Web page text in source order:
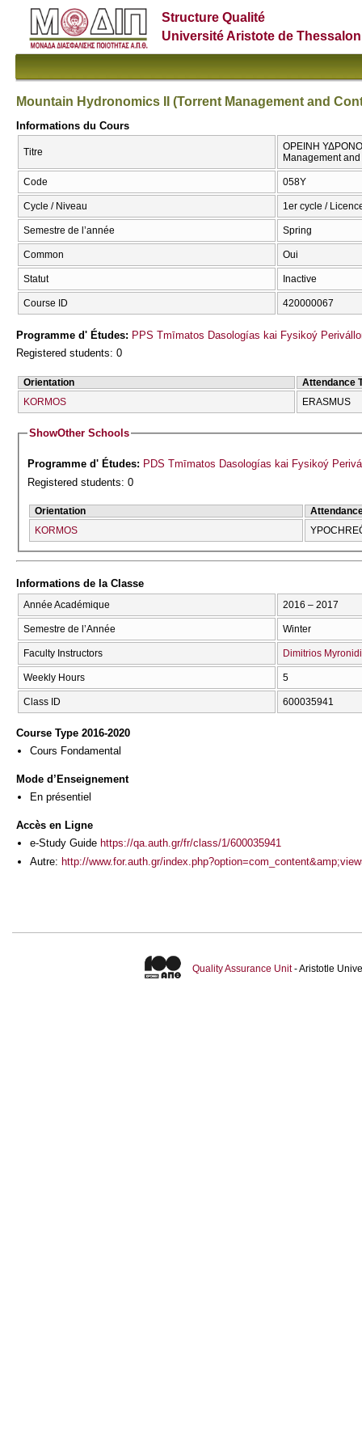
Structure Qualité
Université Aristote de
Mountain Hydronomics ΙI (Torrent Management and
Informations du Cours
Titre
ΟΡΕΙΝΗ
Management and
Code 058Υ
Cycle / Niveau 1er cycle /
Semestre de l’année Spring
Common Oui
Statut Inactive
Course ID 420000067
Programme d' Études: PPS Tmīmatos Dasologías kai Fysikoý
Registered students: 0
Orientation
Attendance
KORMOS
ERASMUS
ShowOther Schools
Programme d' Études: PDS Tmīmatos Dasologías kai Fysikoý
Registered students: 0
Orientation
KORMOS
Informations de la Classe
Année Académique 2016 – 2017
Semestre de l’Année Winter
Faculty Instructors Dimitrios
Weekly Hours 5
Class ID 600035941
Course Type 2016-2020
Cours Fondamental
Mode d’Enseignement
En présentiel
Accès en Ligne
e-Study Guide https://qa.auth.gr/fr/class/1/600035941
Autre: http://www.for.auth.gr/
Quality Assurance Unit- Aristotle